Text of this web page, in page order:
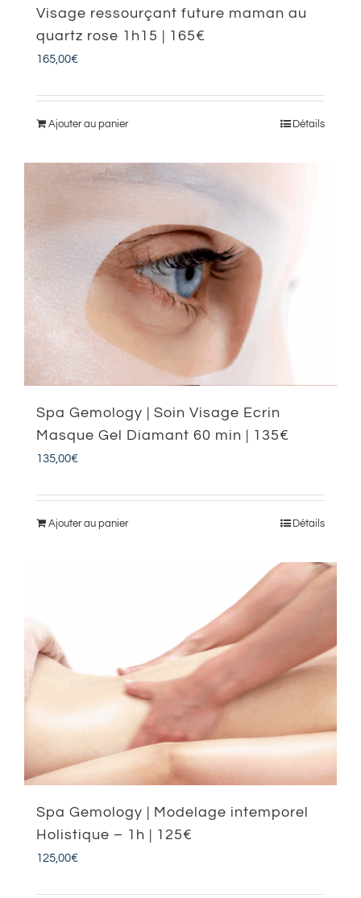
Visage ressourçant future maman au
quartz rose 1h15 | 165€
165,00€
Ajouter au panier Détails
Spa Gemology | Soin Visage Ecrin
Masque Gel Diamant 60 min | 135€
135,00€
Ajouter au panier Détails
Spa Gemology | Modelage intemporel
Holistique – 1h | 125€
125,00€